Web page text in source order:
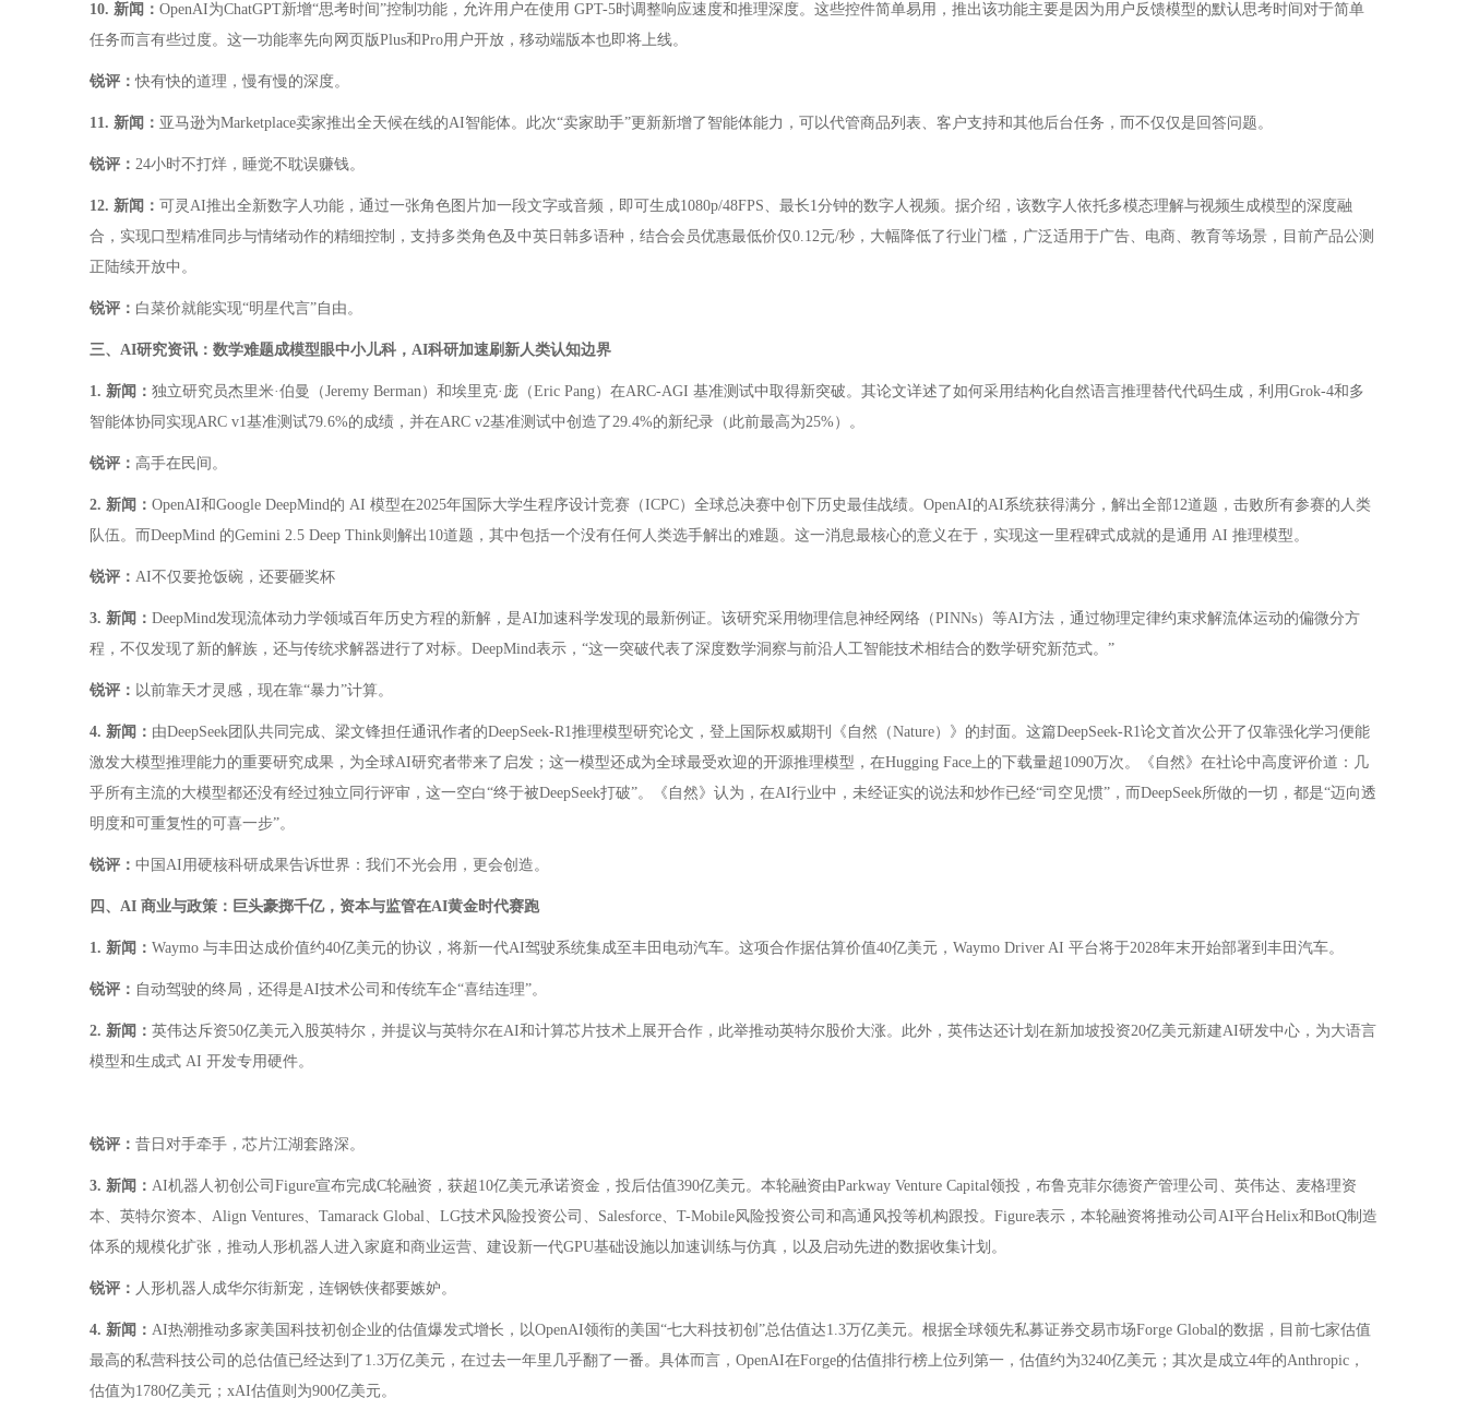
10. 新闻： OpenAI为ChatGPT新增“思考时间”控制功能，允许用户在使用 GPT-5时调整响应速度和推理深度。这些控件简单易用，推出该功能主要是因为用户反馈模型的默认思考时间对于简单
任务而言有些过度。这一功能率先向网页版Plus和Pro用户开放，移动端版本也即将上线。
锐评：快有快的道理，慢有慢的深度。
11. 新闻： 亚马逊为Marketplace卖家推出全天候在线的AI智能体。此次“卖家助手”更新新增了智能体能力，可以代管商品列表、客户支持和其他后台任务，而不仅仅是回答问题。
锐评： 24小时不打烊，睡觉不耽误赚钱。
12. 新闻： 可灵AI推出全新数字人功能，通过一张角色图片加一段文字或音频，即可生成1080p/48FPS、最长1分钟的数字人视频。据介绍，该数字人依托多模态理解与视频生成模型的深度融
合，实现口型精准同步与情绪动作的精细控制，支持多类角色及中英日韩多语种，结合会员优惠最低价仅0.12元/秒，大幅降低了行业门槛，广泛适用于广告、电商、教育等场景，目前产品公测
正陆续开放中。
锐评： 白菜价就能实现“明星代言”自由。
三、AI研究资讯：数学难题成模型眼中小儿科，AI科研加速刷新人类认知边界
1. 新闻： 独立研究员杰里米·伯曼（Jeremy Berman）和埃里克·庞（Eric Pang）在ARC-AGI 基准测试中取得新突破。其论文详述了如何采用结构化自然语言推理替代代码生成，利用Grok-4和多
智能体协同实现ARC v1基准测试79.6%的成绩，并在ARC v2基准测试中创造了29.4%的新纪录（此前最高为25%）。
锐评： 高手在民间。
2. 新闻： OpenAI和Google DeepMind的 AI 模型在2025年国际大学生程序设计竞赛（ICPC）全球总决赛中创下历史最佳战绩。OpenAI的AI系统获得满分，解出全部12道题，击败所有参赛的人类
队伍。而DeepMind 的Gemini 2.5 Deep Think则解出10道题，其中包括一个没有任何人类选手解出的难题。这一消息最核心的意义在于，实现这一里程碑式成就的是通用 AI 推理模型。
锐评： AI不仅要抢饭碗，还要砸奖杯
3. 新闻： DeepMind发现流体动力学领域百年历史方程的新解，是AI加速科学发现的最新例证。该研究采用物理信息神经网络（PINNs）等AI方法，通过物理定律约束求解流体运动的偏微分方
程，不仅发现了新的解族，还与传统求解器进行了对标。DeepMind表示，“这一突破代表了深度数学洞察与前沿人工智能技术相结合的数学研究新范式。”
锐评： 以前靠天才灵感，现在靠“暴力”计算。
4. 新闻： 由DeepSeek团队共同完成、梁文锋担任通讯作者的DeepSeek-R1推理模型研究论文，登上国际权威期刊《自然（Nature）》的封面。这篇DeepSeek-R1论文首次公开了仅靠强化学习便能
激发大模型推理能力的重要研究成果，为全球AI研究者带来了启发；这一模型还成为全球最受欢迎的开源推理模型，在Hugging Face上的下载量超1090万次。《自然》在社论中高度评价道：几
乎所有主流的大模型都还没有经过独立同行评审，这一空白“终于被DeepSeek打破”。《自然》认为，在AI行业中，未经证实的说法和炒作已经“司空见惯”，而DeepSeek所做的一切，都是“迈向透
明度和可重复性的可喜一步”。
锐评： 中国AI用硬核科研成果告诉世界：我们不光会用，更会创造。
四、AI 商业与政策：巨头豪掷千亿，资本与监管在AI黄金时代赛跑
1. 新闻： Waymo 与丰田达成价值约40亿美元的协议，将新一代AI驾驶系统集成至丰田电动汽车。这项合作据估算价值40亿美元，Waymo Driver AI 平台将于2028年末开始部署到丰田汽车。
锐评： 自动驾驶的终局，还得是AI技术公司和传统车企“喜结连理”。
2. 新闻： 英伟达斥资50亿美元入股英特尔，并提议与英特尔在AI和计算芯片技术上展开合作，此举推动英特尔股价大涨。此外，英伟达还计划在新加坡投资20亿美元新建AI研发中心，为大语言
模型和生成式 AI 开发专用硬件。
锐评： 昔日对手牵手，芯片江湖套路深。
3. 新闻： AI机器人初创公司Figure宣布完成C轮融资，获超10亿美元承诺资金，投后估值390亿美元。本轮融资由Parkway Venture Capital领投，布鲁克菲尔德资产管理公司、英伟达、麦格理资
本、英特尔资本、Align Ventures、Tamarack Global、LG技术风险投资公司、Salesforce、T-Mobile风险投资公司和高通风投等机构跟投。Figure表示，本轮融资将推动公司AI平台Helix和BotQ制造
体系的规模化扩张，推动人形机器人进入家庭和商业运营、建设新一代GPU基础设施以加速训练与仿真，以及启动先进的数据收集计划。
锐评： 人形机器人成华尔街新宠，连钢铁侠都要嫉妒。
4. 新闻： AI热潮推动多家美国科技初创企业的估值爆发式增长，以OpenAI领衔的美国“七大科技初创”总估值达1.3万亿美元。根据全球领先私募证券交易市场Forge Global的数据，目前七家估值
最高的私营科技公司的总估值已经达到了1.3万亿美元，在过去一年里几乎翻了一番。具体而言，OpenAI在Forge的估值排行榜上位列第一，估值约为3240亿美元；其次是成立4年的Anthropic，
估值为1780亿美元；xAI估值则为900亿美元。